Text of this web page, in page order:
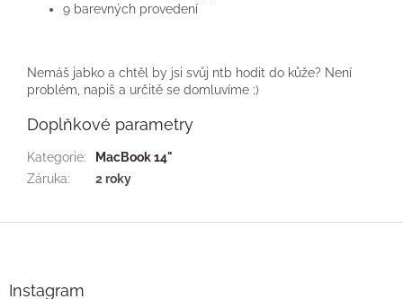
9 barevných provedení
Nemáš jabko a chtěl by jsi svůj ntb hodit do kůže? Není
problém, napiš a určitě se domluvíme ;)
Doplňkové parametry
Kategorie:
MacBook 14"
Záruka: 2 roky
Instagram